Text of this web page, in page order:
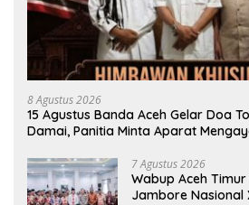
8 Agustus 2026
15 Agustus Banda Aceh Gelar Doa
Damai, Panitia Minta Aparat
7 Agustus 2026
Wabup Aceh
Jambore Nasional